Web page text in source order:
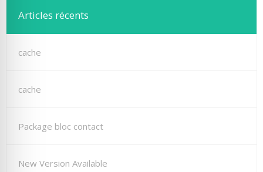
Articles récents
cache
cache
Package bloc contact
New Version Available